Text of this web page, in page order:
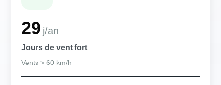
29 j/an
Jours de vent fort
Vents > 60 km/h